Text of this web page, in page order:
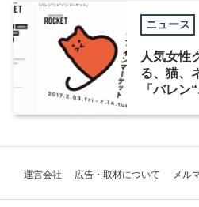
COLUMN
コラム ニュース
人気女性
る、猫、
「バレン
運営会社 広告・取材について メル